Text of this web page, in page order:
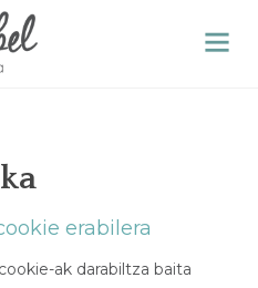
erabilera
ak darabiltza baita